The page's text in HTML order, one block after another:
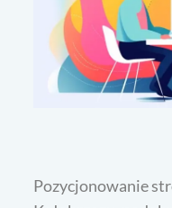
Pozycjonowanie